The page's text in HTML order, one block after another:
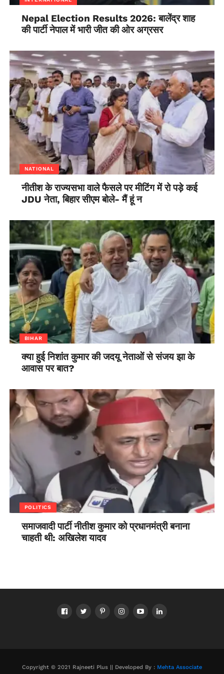
Nepal Election Results 2026: बालेंद्र शाह
की पार्टी नेपाल में भारी जीत की ओर अग्रसर
NATIONAL
नीतीश के राज्यसभा वाले फैसले पर मीटिंग में रो पड़े कई
JDU नेता, बिहार सीएम बोले- मैं हूं न
BIHAR
क्या हुई निशांत कुमार की जदयू नेताओं से संजय झा के
आवास पर बात?
POLITICS
समाजवादी पार्टी नीतीश कुमार को प्रधानमंत्री बनाना
चाहती थी: अखिलेश यादव
Copyright © 2021 Rajneeti Plus || Developed By : Mehta Associate